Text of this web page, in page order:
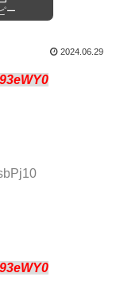
ー
2024.06.29